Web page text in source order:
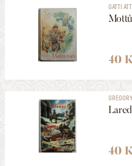
GATTI
40
40